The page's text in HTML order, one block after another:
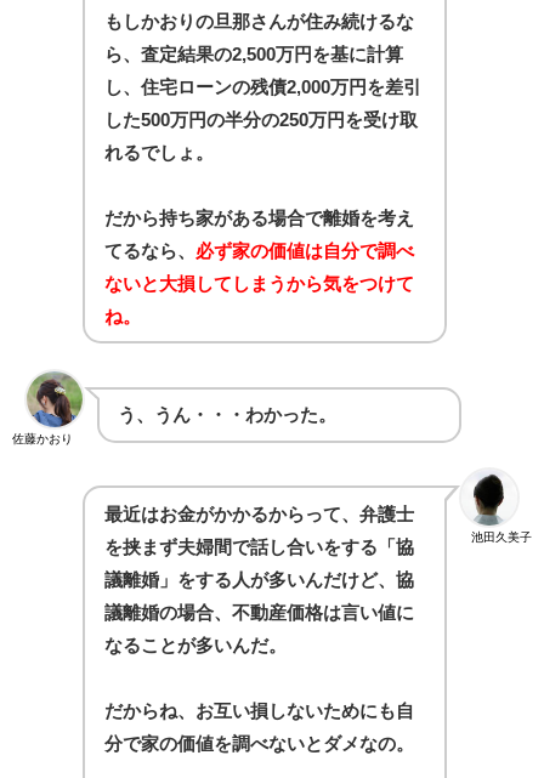
もしかおりの旦那さんが住み続けるな
ら、査定結果の2,500万円を基に計算
し、住宅ローンの残債2,000万円を差引
した500万円の半分の250万円を受け取
れるでしょ。
だから持ち家がある場合で離婚を考え
てるなら、 必ず家の価値は自分で調べ
ないと大損してしまうから気をつけて
ね。
佐藤かおり
う、うん・・・わかった。
池田久美子
最近はお金がかかるからって、弁護士
を挟まず夫婦間で話し合いをする「協
議離婚」をする人が多いんだけど、協
議離婚の場合、不動産価格は言い値に
なることが多いんだ。
だからね、お互い損しないためにも自
分で家の価値を調べないとダメなの。